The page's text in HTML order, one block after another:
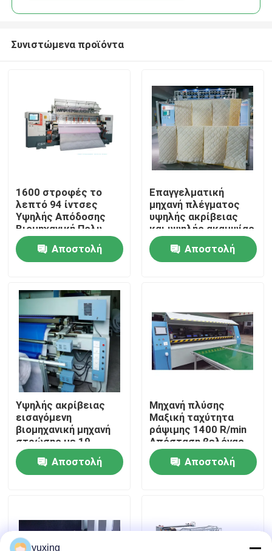
Σπίτι
Προϊόντα
Εμφάνιση VR
Σχετικά με εμάς
Επισκεψή εργοστασίου
Έλεγχος Ποιότητας
Επικοινωνήστε μαζί μας
Υποθέσεις
Συνιστώμενα προϊόντα
1600 στροφές το
λεπτό 94 ίντσες
Υψηλής Απόδοσης
Βιομηχανική Πολυ-
Νύκλα Quilter με
αυτόματο σύστημα
λίπανσης
Αποστολή
Επαγγελματική
μηχανή πλέγματος
υψηλής ακρίβειας
και υψηλής ακαμψίας
με εισαγόμενη ράβδο
βίδας
Αποστολή
Υψηλής ακρίβειας
εισαγόμενη
βιομηχανική μηχανή
στρώσης με 19
βελόνες και 1
Αποστολή
Μηχανή πλύσης
Μαξική ταχύτητα
ράψιμης 1400 R/min
Απόσταση βελόνας
25,4 mm για
επαγγελματική
πλύση
Αποστολή
yuxing